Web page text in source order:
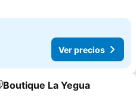
Ver precios
a favoritos
Boutique La Yegua